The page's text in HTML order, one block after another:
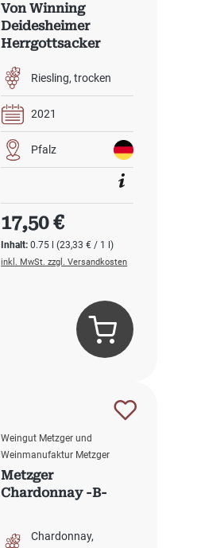
Von Winning
Deidesheimer
Herrgottsacker
Riesling trocken
2021
Pfalz
Inhalt:0.75 l(23,33 € / 1 l)
Regulärer Preis:
17,50 €
inkl. MwSt. zzgl. Versandkosten
Weingut Metzger und
Weinmanufaktur Metzger
Metzger
Chardonnay -B-
Chardonnay